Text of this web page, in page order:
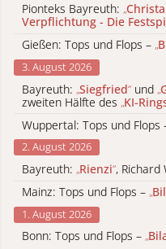
Pionteks Bayreuth: „
Verpflichtung - Die
Gießen: Tops und Flops – „
3. August 2026
Bayreuth: „Siegfried“ und „
zweiten Hälfte des „KI-
Wuppertal: Tops und Flops
2. August 2026
Bayreuth: „Rienzi“, Richard
Mainz: Tops und Flops – „
1. August 2026
Bonn: Tops und Flops – „